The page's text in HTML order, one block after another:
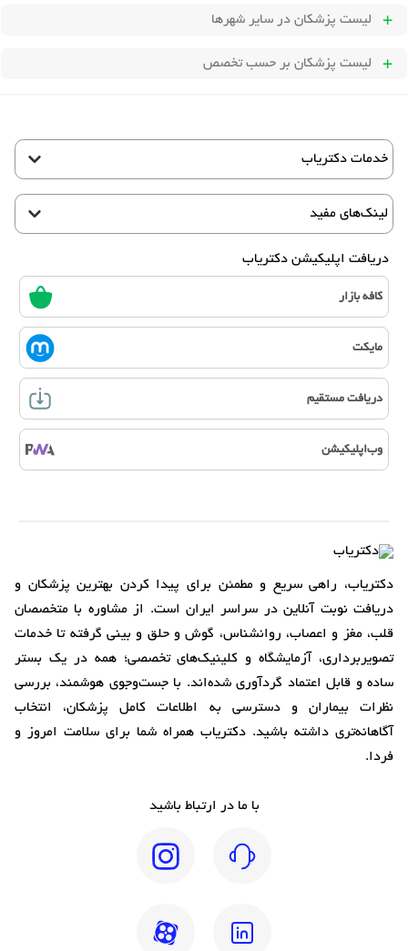
لیست پزشکان در سایر شهرها
لیست پزشکان بر حسب تخصص
خدمات دکتریاب
لینک‌های مفید
دریافت اپلیکیشن دکتریاب
کافه بازار
مایکت
دریافت مستقیم
وب‌اپلیکیشن
دکتریاب، راهی سریع و مطمئن برای پیدا کردن بهترین پزشکان و
دریافت نوبت آنلاین در سراسر ایران است. از مشاوره با متخصصان
قلب، مغز و اعصاب، روانشناس، گوش و حلق و بینی گرفته تا خدمات
تصویربرداری، آزمایشگاه و کلینیک‌های تخصصی؛ همه در یک بستر
ساده و قابل اعتماد گردآوری شده‌اند. با جست‌وجوی هوشمند، بررسی
نظرات بیماران و دسترسی به اطلاعات کامل پزشکان، انتخاب
آگاهانه‌تری داشته باشید. دکتریاب همراه شما برای سلامت امروز و
فردا.
با ما در ارتباط باشید